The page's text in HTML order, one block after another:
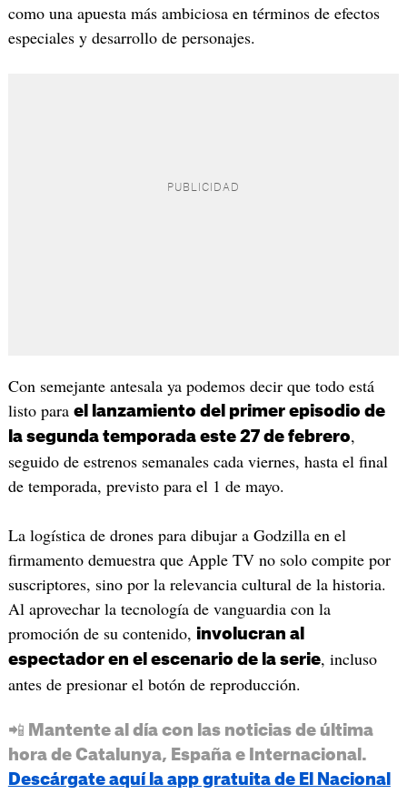
como una apuesta más ambiciosa en términos de efectos
especiales y desarrollo de personajes.
Con semejante antesala ya podemos decir que todo está
listo para el lanzamiento del primer episodio de
la segunda temporada este 27 de febrero,
seguido de estrenos semanales cada viernes, hasta el final
de temporada, previsto para el 1 de mayo.
La logística de drones para dibujar a Godzilla en el
firmamento demuestra que Apple TV no solo compite por
suscriptores, sino por la relevancia cultural de la historia.
Al aprovechar la tecnología de vanguardia con la
promoción de su contenido, involucran al
espectador en el escenario de la serie, incluso
antes de presionar el botón de reproducción.
📲 Mantente al día con las noticias de última
hora de Catalunya, España e Internacional.
Descárgate aquí la app gratuita de El Nacional